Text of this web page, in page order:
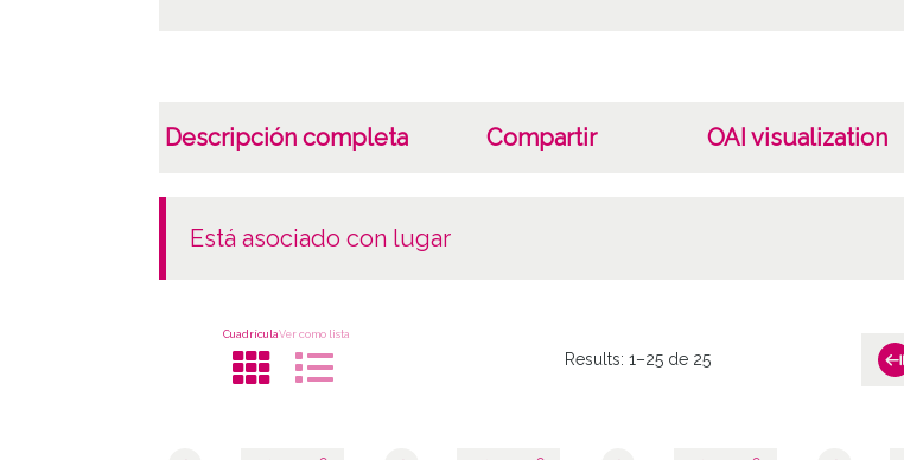
Descripción completa Compartir OAI visualization
está asociado con lugar
CuadrículaVer como lista
Results:1–25 de 25